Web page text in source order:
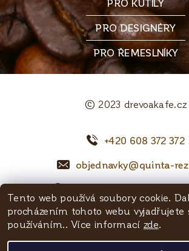
PRO KUTILY
PRO DESIGNÉRY
PRO ŘEMESLNÍKY
© 2023 drevoakafe.cz
+420 608 372 372
objednavky@quinta-
Facebook
Tento web používá soubory cookie.
procházením tohoto webu vyjadřujete
používáním.. Více informací zde.